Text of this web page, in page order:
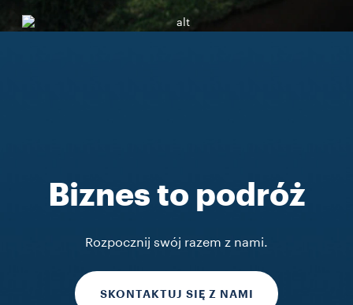
Biznes to podróż
Rozpocznij swój razem z nami.
SKONTAKTUJ SIĘ Z NAMI